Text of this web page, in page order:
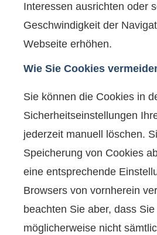
Interessen ausrichten oder
Geschwindigkeit der
Webseite erhöhen.
Wie Sie Cookies
Sie können die Cookies in
Sicherheitseinstellungen
jederzeit manuell löschen.
Speicherung von Cookies
eine entsprechende
Browsers von vornherein
beachten Sie aber, dass Sie
möglicherweise nicht